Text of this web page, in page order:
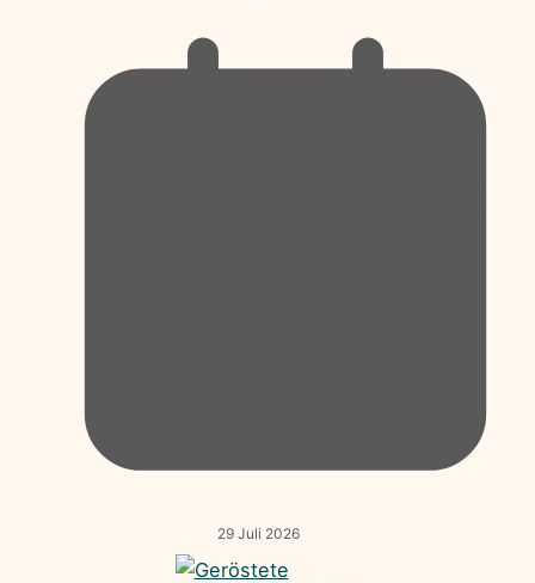
29 Juli 2026